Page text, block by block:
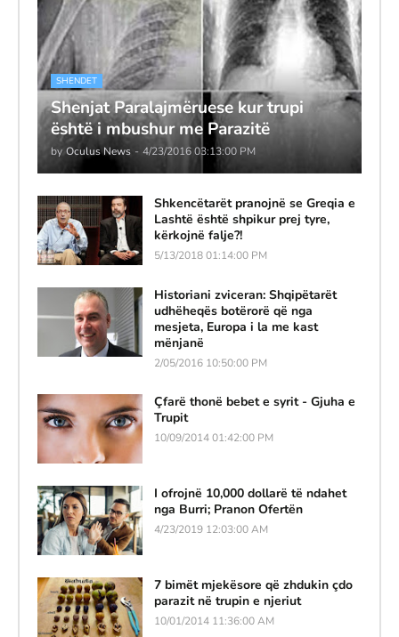
SHENDET
Shenjat Paralajmëruese kur trupi
është i mbushur me Parazitë
by Oculus News - 4/23/2016 03:13:00 PM
Shkencëtarët pranojnë se Greqia e
Lashtë është shpikur prej tyre,
kërkojnë falje?!
5/13/2018 01:14:00 PM
Historiani zviceran: Shqipëtarët
udhëheqës botërorë që nga
mesjeta, Europa i la me kast
mënjanë
2/05/2016 10:50:00 PM
Çfarë thonë bebet e syrit - Gjuha e
Trupit
10/09/2014 01:42:00 PM
I ofrojnë 10,000 dollarë të ndahet
nga Burri; Pranon Ofertën
4/23/2019 12:03:00 AM
7 bimët mjekësore që zhdukin çdo
parazit në trupin e njeriut
10/01/2014 11:36:00 AM